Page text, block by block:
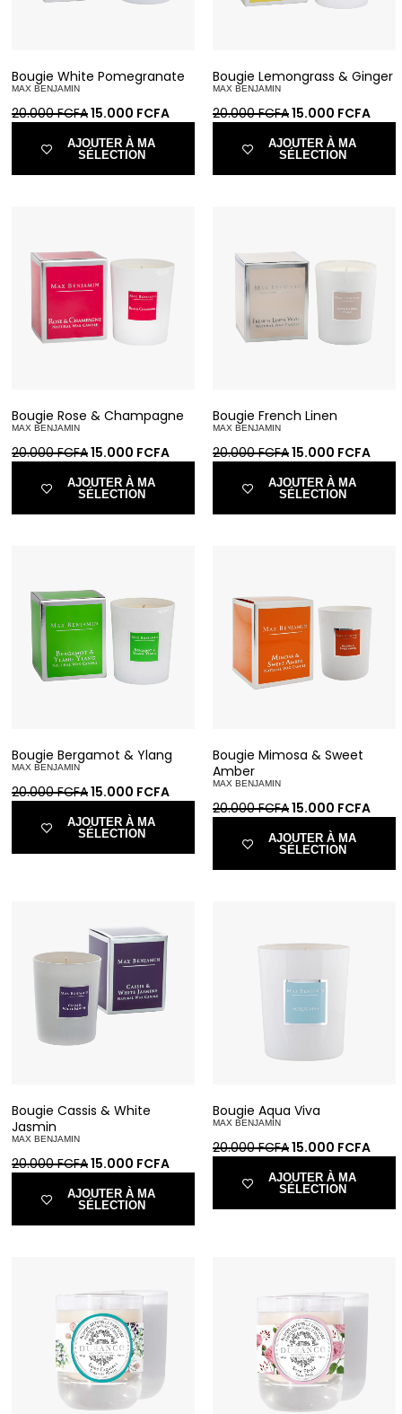
Bougie White Pomegranate
MAX BENJAMIN
20.000FCFA15.000 FCFA
AJOUTER À MA
SÉLECTION
Bougie Lemongrass & Ginger
MAX BENJAMIN
20.000FCFA15.000 FCFA
AJOUTER À MA
SÉLECTION
Bougie Rose & Champagne
MAX BENJAMIN
20.000FCFA15.000 FCFA
AJOUTER À MA
SÉLECTION
Bougie French Linen
MAX BENJAMIN
20.000FCFA15.000 FCFA
AJOUTER À MA
SÉLECTION
Bougie Bergamot & Ylang
MAX BENJAMIN
20.000FCFA15.000 FCFA
AJOUTER À MA
SÉLECTION
Bougie Mimosa & Sweet
Amber
MAX BENJAMIN
20.000FCFA15.000 FCFA
AJOUTER À MA
SÉLECTION
Bougie Cassis & White
Jasmin
MAX BENJAMIN
20.000FCFA15.000 FCFA
AJOUTER À MA
SÉLECTION
Bougie Aqua Viva
MAX BENJAMIN
20.000FCFA15.000 FCFA
AJOUTER À MA
SÉLECTION